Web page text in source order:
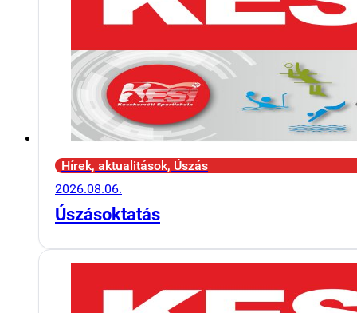
Hírek, aktualitások, Úszás
2026.08.06.
Úszásoktatás